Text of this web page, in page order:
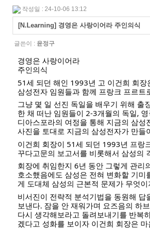
작성일 : 24-10-06 13:12
[N.Learning] 경영은 사랑이어라 주인의식
글쓴이 : 윤정구
경영은 사랑이어라
주인의식
51세 되던 해인 1993년 고 이건희 회
삼성전자 임원들과 함께 프랑크 프르
그냥 몇 일 선진 독일을 배우기 위해 출
한 채 떠난 임원들이 2-3개월의 독일,
디아스포라의 여정을 통해 지금의 삼
사진을 토대로 지금의 삼성전자가 만들
이건희 회장이 51세 되던 1993년 프랑
꾸다고문의 보고서를 비롯해서 삼성의
회장에 취임한지 6년 동안 그렇게 관리
호소했음에도 삼성은 전혀 변화할 기
게 도대체 삼성의 근본적 문제가 무엇
비서진이 전략적 분석기법을 동원해
보낸다. 잠을 안 재워가며 요즈음의 하
다시 생각해보라고 돌려보내기를 반복
겠다고 성화를 보이자 이건희 회장은